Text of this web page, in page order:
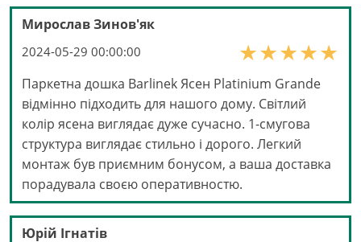
Мирослав Зинов'як
2024-05-29 00:00:00
Паркетна дошка Barlinek Ясен Platinium Grande
відмінно підходить для нашого дому. Світлий
колір ясена виглядає дуже сучасно. 1-смугова
структура виглядає стильно і дорого. Легкий
монтаж був приємним бонусом, а ваша доставка
порадувала своєю оперативностю.
Юрій Ігнатів